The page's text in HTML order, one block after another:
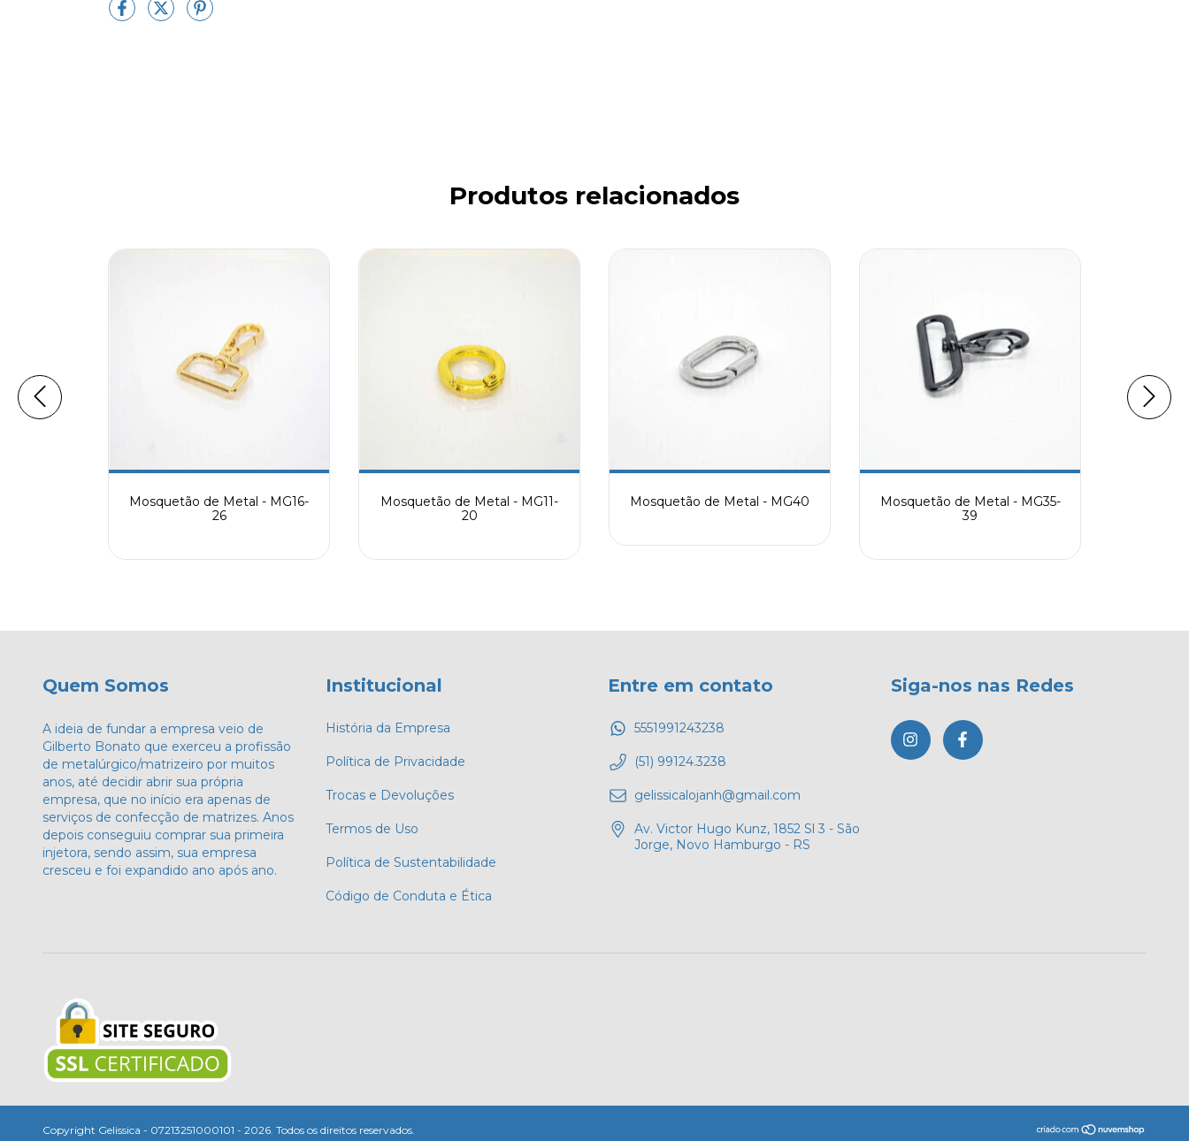
Produtos relacionados
Mosquetão de Metal - MG16-
26
Mosquetão de Metal - MG11-
20
Mosquetão de Metal - MG40
Mosquetão de Metal - MG35-
39
Quem Somos
A ideia de fundar a empresa veio de
Gilberto Bonato que exerceu a profissão
de metalúrgico/matrizeiro por muitos
anos, até decidir abrir sua própria
empresa, que no início era apenas de
serviços de confecção de matrizes. Anos
depois conseguiu comprar sua primeira
injetora, sendo assim, sua empresa
cresceu e foi expandido ano após ano.
Institucional
História da Empresa
Política de Privacidade
Trocas e Devoluções
Termos de Uso
Política de Sustentabilidade
Código de Conduta e Ética
Entre em contato
5551991243238
(51) 99124.3238
gelissicalojanh@gmail.com
Av. Victor Hugo Kunz, 1852 Sl 3 - São
Jorge, Novo Hamburgo - RS
Siga-nos nas Redes
Copyright Gelissica - 07213251000101 - 2026. Todos os direitos reservados.